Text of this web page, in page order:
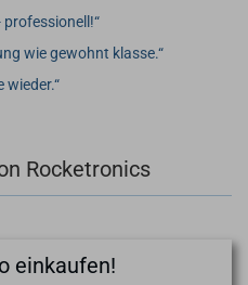
professionell!
wie gewohnt klasse.
wieder.
Rocketronics
einkaufen!